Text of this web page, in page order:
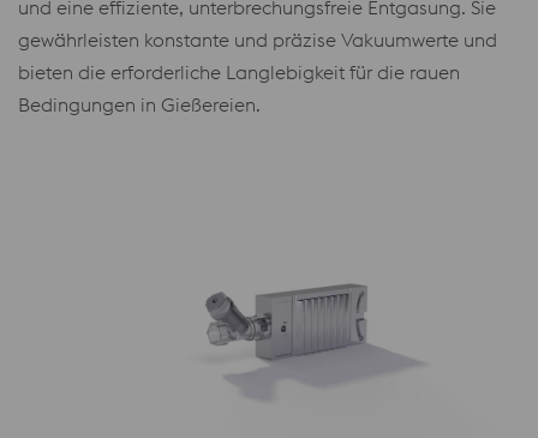
und eine effiziente, unterbrechungsfreie Entgasung. Sie
gewährleisten konstante und präzise Vakuumwerte und
bieten die erforderliche Langlebigkeit für die rauen
Bedingungen in Gießereien.